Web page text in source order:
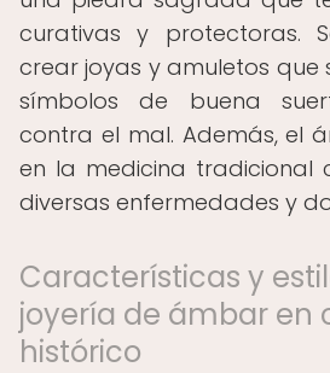
curativas y protectoras.
crear joyas y amuletos que
símbolos de buena
contra el mal. Además, el
en la medicina
diversas enfermedades y
Características y
joyería de ámbar en
histórico